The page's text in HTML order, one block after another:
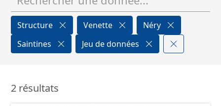
Structure Venette
Néry
Saintines
Jeu de données
2 résultats